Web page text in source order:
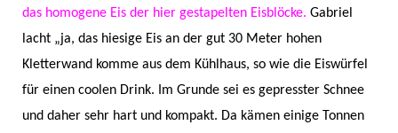
das homogene Eis der hier gestapelten Eisblöcke. Gabriel
lacht „ja, das hiesige Eis an der gut 30 Meter hohen
Kletterwand komme aus dem Kühlhaus, so wie die Eiswürfel
für einen coolen Drink. Im Grunde sei es gepresster Schnee
und daher sehr hart und kompakt. Da kämen einige Tonnen